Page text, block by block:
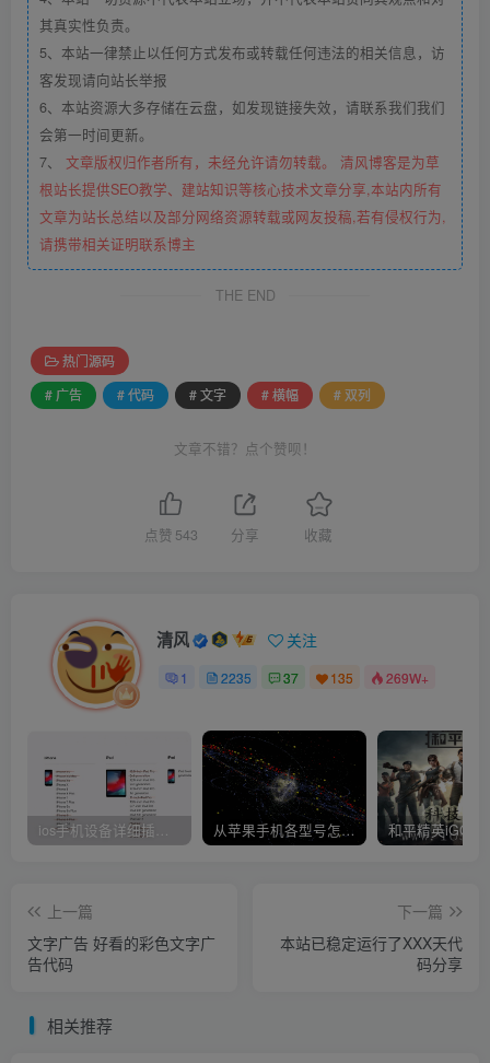
其真实性负责。
5、本站一律禁止以任何方式发布或转载任何违法的相关信息，访
客发现请向站长举报
6、本站资源大多存储在云盘，如发现链接失效，请联系我们我们
会第一时间更新。
7、 文章版权归作者所有，未经允许请勿转载。 清风博客是为草
根站长提供SEO教学、建站知识等核心技术文章分享,本站内所有
文章为站长总结以及部分网络资源转载或网友投稿,若有侵权行为,
请携带相关证明联系博主
THE END
热门源码
# 广告
# 代码 # 文字 # 横幅 # 双列
文章不错？点个赞呗！
点赞 543 分享 收藏
清风 关注
1 2235 37 135 269W+
ios手机设备详细插件平刷教程 从苹果手机各型号怎么越狱到怎么开科技完整教程
上一篇
文字广告 好看的彩色文字广
告代码
下一篇
本站已稳定运行了XXX天代
码分享
相关推荐